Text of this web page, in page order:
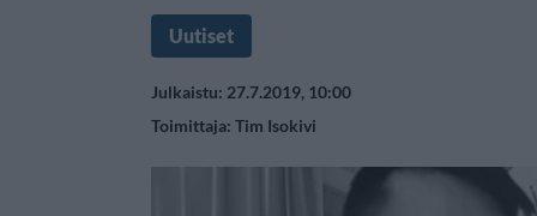
Uutiset
Julkaistu: 27.7.2019, 10:00
Toimittaja: Tim Isokivi